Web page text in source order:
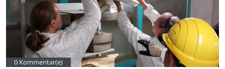
0 Kommentar(e)